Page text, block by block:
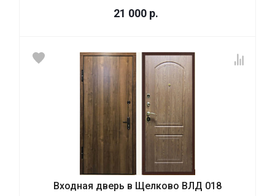
21 000 р.
Входная дверь в Щелково ВЛД 018